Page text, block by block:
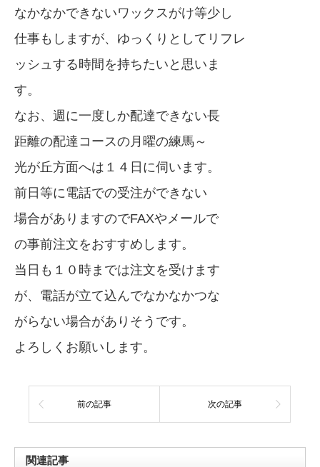
なかなかできないワックスがけ等少し
仕事もしますが、ゆっくりとしてリフレ
ッシュする時間を持ちたいと思いま
す。
なお、週に一度しか配達できない長
距離の配達コースの月曜の練馬～
光が丘方面へは１４日に伺います。
前日等に電話での受注ができない
場合がありますのでFAXやメールで
の事前注文をおすすめします。
当日も１０時までは注文を受けます
が、電話が立て込んでなかなかつな
がらない場合がありそうです。
よろしくお願いします。
前の記事 次の記事
関連記事